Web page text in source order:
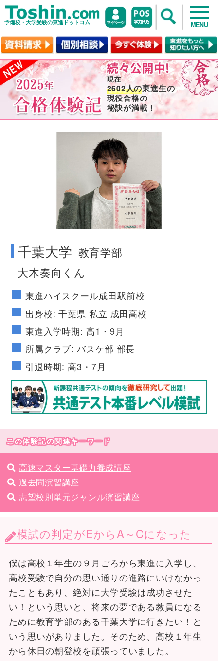
予備校・大学受験の東進ドットコム MENU
2602人の東進生の
現役合格の
秘訣が満載！
no image
千葉大学 教育学部
大木奏向くん
東進ハイスクール成田駅前校
出身校: 千葉県 私立 成田高校
東進入学時期: 高1・9月
所属クラブ: バスケ部 部長
引退時期: 高3・7月
この体験記の関連キーワード
高速マスター基礎力養成講座
過去問演習講座
志望校別単元ジャンル演習講座
模試の判定がEからA～Cになった
僕は高校１年生の９月ごろから東進に入学し、
高校受験で自分の思い通りの進路にいけなかっ
たこともあり、絶対に大学受験は成功させた
い！という思いと、将来の夢である教員になる
ために教育学部のある千葉大学に行きたい！と
いう思いがありました。そのため、高校１年生
から休日の朝登校を頑張っていました。